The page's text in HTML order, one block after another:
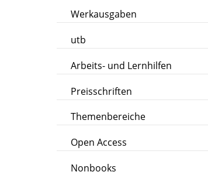
Werkausgaben
utb
Arbeits- und Lernhilfen
Preisschriften
Themenbereiche
Open Access
Nonbooks